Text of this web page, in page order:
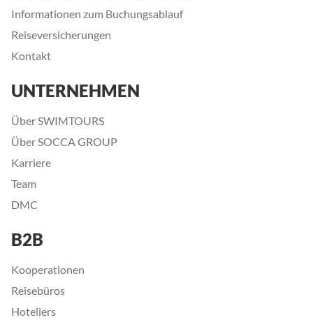
Informationen zum Buchungsablauf
Reiseversicherungen
Kontakt
UNTERNEHMEN
Über SWIMTOURS
Über SOCCA GROUP
Karriere
Team
DMC
B2B
Kooperationen
Reisebüros
Hoteliers